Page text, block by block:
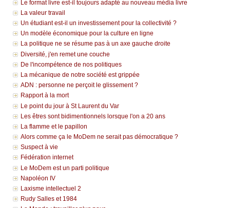
Le format livre est-il toujours adapté au nouveau média livre
La valeur travail
Un étudiant est-il un investissement pour la collectivité ?
Un modèle économique pour la culture en ligne
La politique ne se résume pas à un axe gauche droite
Diversité, j'en remet une couche
De l'incompétence de nos politiques
La mécanique de notre société est grippée
ADN : personne ne perçoit le glissement ?
Rapport à la mort
Le point du jour à St Laurent du Var
Les êtres sont bidimentionnels lorsque l'on a 20 ans
La flamme et le papillon
Alors comme ça le MoDem ne serait pas démocratique ?
Suspect à vie
Fédération internet
Le MoDem est un parti politique
Napoléon IV
Laxisme intellectuel 2
Rudy Salles et 1984